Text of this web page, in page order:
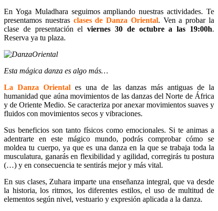
En Yoga Muladhara seguimos ampliando nuestras actividades. Te
presentamos nuestras clases de Danza Oriental. Ven a probar la
clase de presentación elviernes 30 de octubre a las 19:00h.
Reserva ya tu plaza.
Esta mágica danza es algo más…
La Danza Oriental es una de las danzas más antiguas de la
humanidad que aúna movimientos de las danzas del Norte de África
y de Oriente Medio. Se caracteriza por anexar movimientos suaves y
fluidos con movimientos secos y vibraciones.
Sus beneficios son tanto físicos como emocionales. Si te animas a
adentrarte en este mágico mundo, podrás comprobar cómo se
moldea tu cuerpo, ya que es una danza en la que se trabaja toda la
musculatura, ganarás en flexibilidad y agilidad, corregirás tu postura
(…) y en consecuencia te sentirás mejor y más vital.
En sus clases, Zuhara imparte una enseñanza integral, que va desde
la historia, los ritmos, los diferentes estilos, el uso de multitud de
elementos según nivel, vestuario y expresión aplicada a la danza.